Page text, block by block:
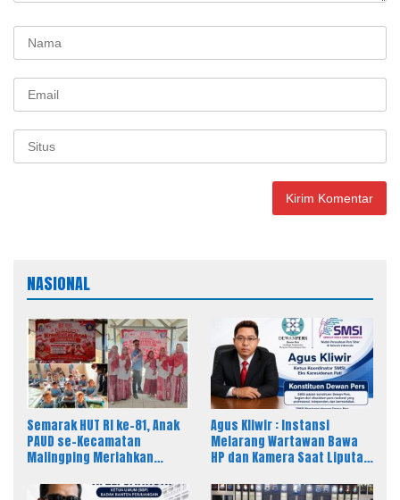
NASIONAL
Semarak HUT RI ke-81, Anak
PAUD se-Kecamatan
Malingping Meriahkan
Agus Kliwir : Instansi
Melarang Wartawan Bawa
HP dan Kamera Saat Liputan
Pers